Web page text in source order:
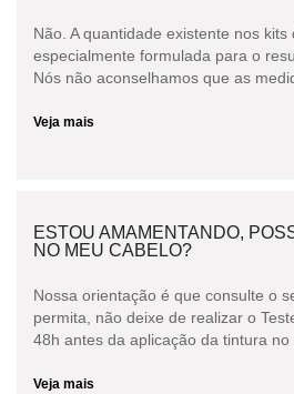
Não. A quantidade existente nos
especialmente formulada para o
Nós não aconselhamos que as
Veja mais
ESTOU AMAMENTANDO,
NO MEU CABELO?
Nossa orientação é que consulte o
permita, não deixe de realizar o
48h antes da aplicação da tintura no
Veja mais